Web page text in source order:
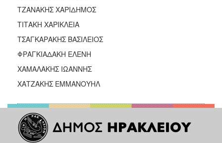
ΤΖΑΝΑΚΗΣ ΧΑΡΙΔΗΜΟΣ
ΤΙΤΑΚΗ ΧΑΡΙΚΛΕΙΑ
ΤΣΑΓΚΑΡΑΚΗΣ ΒΑΣΙΛΕΙΟΣ
ΦΡΑΓΚΙΑΔΑΚΗ ΕΛΕΝΗ
ΧΑΜΑΛΑΚΗΣ ΙΩΑΝΝΗΣ
ΧΑΤΖΑΚΗΣ ΕΜΜΑΝΟΥΗΛ